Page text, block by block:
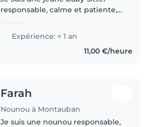
responsable, calme et patiente,
enfants. Bien que je débute dans
le domaine, je suis certifiée en
premiers secours et j'ai..
Expérience: < 1 an
11,00 €/heure
Farah
Nounou à Montauban
Je suis une nounou responsable,